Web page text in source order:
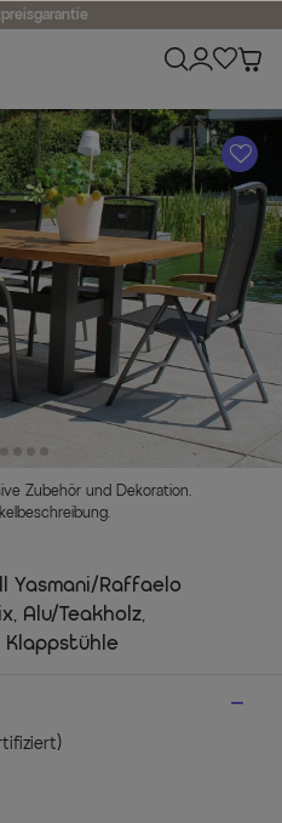
A
Zubehör und Dekoration.
Yasmani/Raffaelo
Alu/Teakholz,
Klappstühle